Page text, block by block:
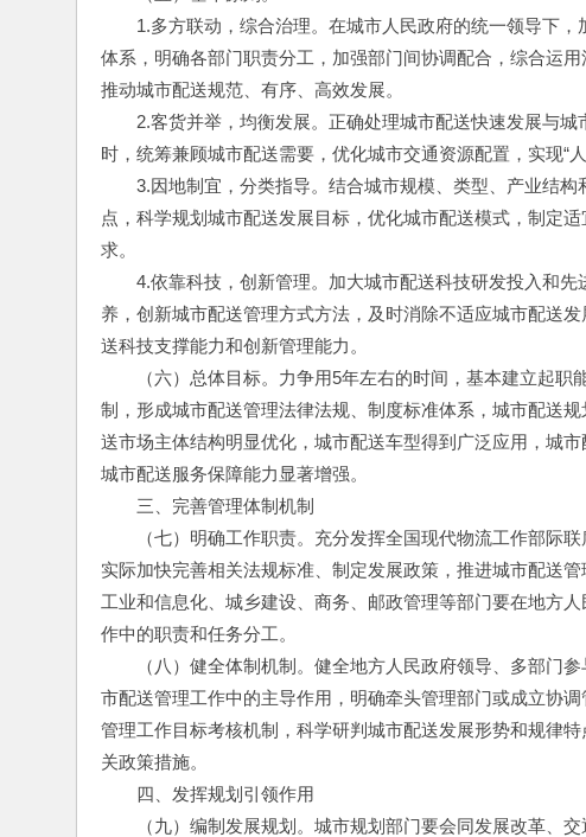
1.多方联动，综合治理。在城市人民政府的统一领导下，
体系，明确各部门职责分工，加强部门间协调配合，综合运
推动城市配送规范、有序、高效发展。
2.客货并举，均衡发展。正确处理城市配送快速发展与城
时，统筹兼顾城市配送需要，优化城市交通资源配置，实现“人
3.因地制宜，分类指导。结合城市规模、类型、产业结构
点，科学规划城市配送发展目标，优化城市配送模式，制定
求。
4.依靠科技，创新管理。加大城市配送科技研发投入和先
养，创新城市配送管理方式方法，及时消除不适应城市配送
送科技支撑能力和创新管理能力。
（六）总体目标。力争用5年左右的时间，基本建立起职
制，形成城市配送管理法律法规、制度标准体系，城市配送
送市场主体结构明显优化，城市配送车型得到广泛应用，城
城市配送服务保障能力显著增强。
三、完善管理体制机制
（七）明确工作职责。充分发挥全国现代物流工作部际联
实际加快完善相关法规标准、制定发展政策，推进城市配送
工业和信息化、城乡建设、商务、邮政管理等部门要在地方
作中的职责和任务分工。
（八）健全体制机制。健全地方人民政府领导、多部门参
市配送管理工作中的主导作用，明确牵头管理部门或成立协
管理工作目标考核机制，科学研判城市配送发展形势和规律
关政策措施。
四、发挥规划引领作用
（九）编制发展规划。城市规划部门要会同发展改革、交